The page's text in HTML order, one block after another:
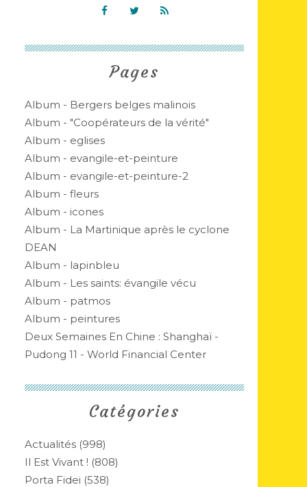
Catégories
Actualités (998)
Il Est Vivant ! (808)
Porta Fidei (538)
Pages
Album - Bergers belges malinois
Album - "Coopérateurs de la vérité"
Album - eglises
Album - evangile-et-peinture
Album - evangile-et-peinture-2
Album - fleurs
Album - icones
Album - La Martinique après le cyclone
DEAN
Album - lapinbleu
Album - Les saints: évangile vécu
Album - patmos
Album - peintures
Deux Semaines En Chine : Shanghaï -
Pudong 11 - World Financial Center